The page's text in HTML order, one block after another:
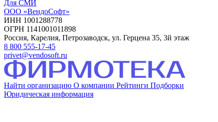
Для СМИ
ООО «ВендоСофт»
ИНН 1001288778
ОГРН 1141001011898
Россия, Карелия, Петрозаводск, ул. Герцена 35, 3й этаж
8 800 555-17-45
privet@vendosoft.ru
Найти организацию О компании Рейтинги Подборки
Юридическая информация